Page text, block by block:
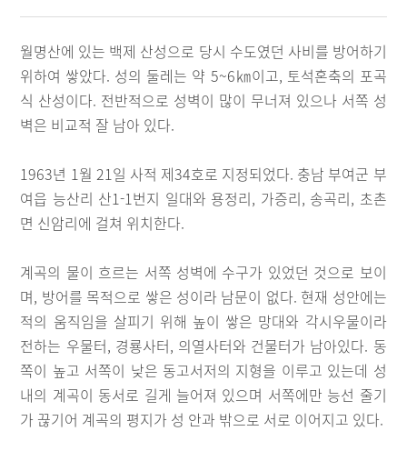
월명산에 있는 백제 산성으로 당시 수도였던 사비를 방어하기
위하여 쌓았다. 성의 둘레는 약 5~6㎞이고, 토석혼축의 포곡
식 산성이다. 전반적으로 성벽이 많이 무너져 있으나 서쪽 성
벽은 비교적 잘 남아 있다.
1963년 1월 21일 사적 제34호로 지정되었다. 충남 부여군 부
여읍 능산리 산1-1번지 일대와 용정리, 가증리, 송곡리, 초촌
면 신암리에 걸쳐 위치한다.
계곡의 물이 흐르는 서쪽 성벽에 수구가 있었던 것으로 보이
며, 방어를 목적으로 쌓은 성이라 남문이 없다. 현재 성안에는
적의 움직임을 살피기 위해 높이 쌓은 망대와 각시우물이라
전하는 우물터, 경룡사터, 의열사터와 건물터가 남아있다. 동
쪽이 높고 서쪽이 낮은 동고서저의 지형을 이루고 있는데 성
내의 계곡이 동서로 길게 늘어져 있으며 서쪽에만 능선 줄기
가 끊기어 계곡의 평지가 성 안과 밖으로 서로 이어지고 있다.